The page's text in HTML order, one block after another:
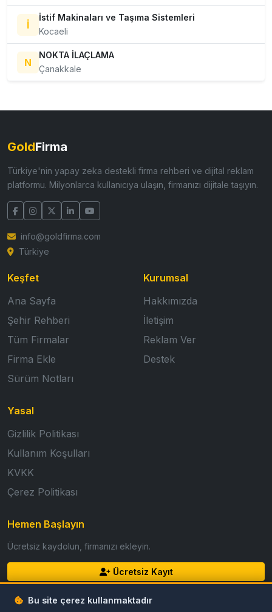
İ
İstif Makinaları ve Taşıma Sistemleri
Kocaeli
N
NOKTA İLAÇLAMA
Çanakkale
GoldFirma
Türkiye'nin yapay zeka destekli firma rehberi ve dijital reklam
platformu. Milyonlarca kullanıcıya ulaşın, firmanızı dijitale taşıyın.
info@goldfirma.com
Türkiye
Keşfet
Ana Sayfa
Şehir Rehberi
Tüm Firmalar
Firma Ekle
Sürüm Notları
Kurumsal
Hakkımızda
İletişim
Reklam Ver
Destek
Yasal
Gizlilik Politikası
Kullanım Koşulları
KVKK
Çerez Politikası
Hemen Başlayın
Ücretsiz kaydolun, firmanızı ekleyin.
Ücretsiz Kayıt
Giriş Yap
Bu site çerez kullanmaktadır